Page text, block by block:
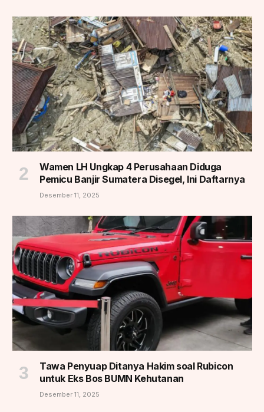
Wamen LH Ungkap 4 Perusahaan Diduga
Pemicu Banjir Sumatera Disegel, Ini Daftarnya
Desember 11, 2025
Tawa Penyuap Ditanya Hakim soal Rubicon
untuk Eks Bos BUMN Kehutanan
Desember 11, 2025